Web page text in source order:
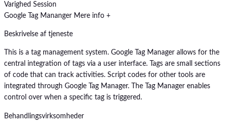
Varighed Session
Google Tag Mananger Mere info +
Beskrivelse af tjeneste
This is a tag management system. Google Tag Manager allows for the
central integration of tags via a user interface. Tags are small sections
of code that can track activities. Script codes for other tools are
integrated through Google Tag Manager. The Tag Manager enables
control over when a specific tag is triggered.
Behandlingsvirksomheder